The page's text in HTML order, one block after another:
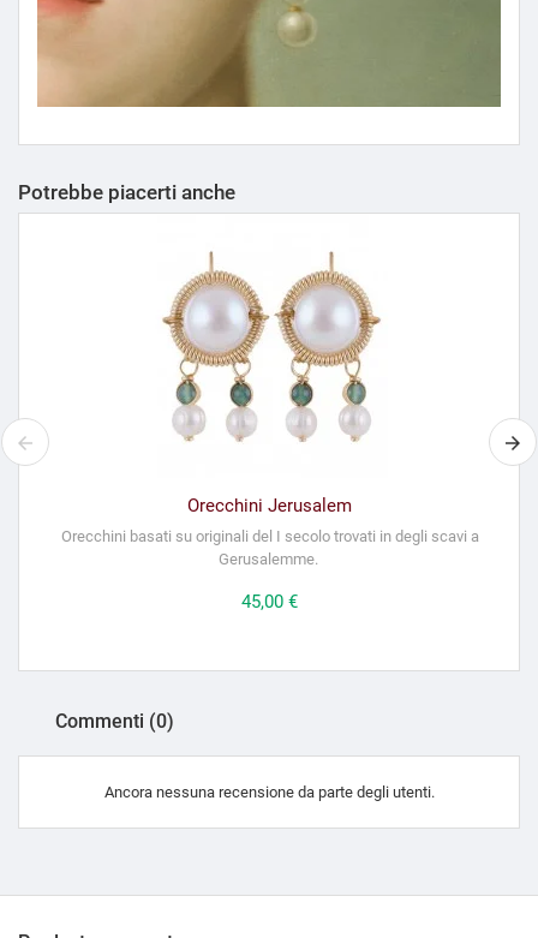
Potrebbe piacerti anche
Orecchini Jerusalem
Orecchini basati su originali del I secolo trovati in degli scavi a
Gerusalemme.
Prezzo
45,00 €
Commenti (0)
Ancora nessuna recensione da parte degli utenti.